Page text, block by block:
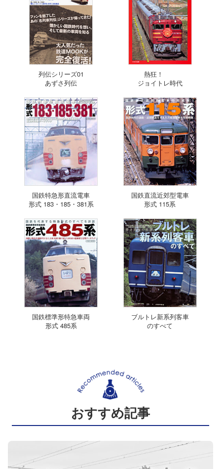
列伝シリーズ01
あずさ列伝
熱狂！
ジョイトレ時代
国鉄特急形直流電車
形式 183・185・381系
国鉄直流近郊型電車
形式 115系
国鉄標準形特急車両
形式 485系
ブルトレ新系列客車
のすべて
おすすめ記事